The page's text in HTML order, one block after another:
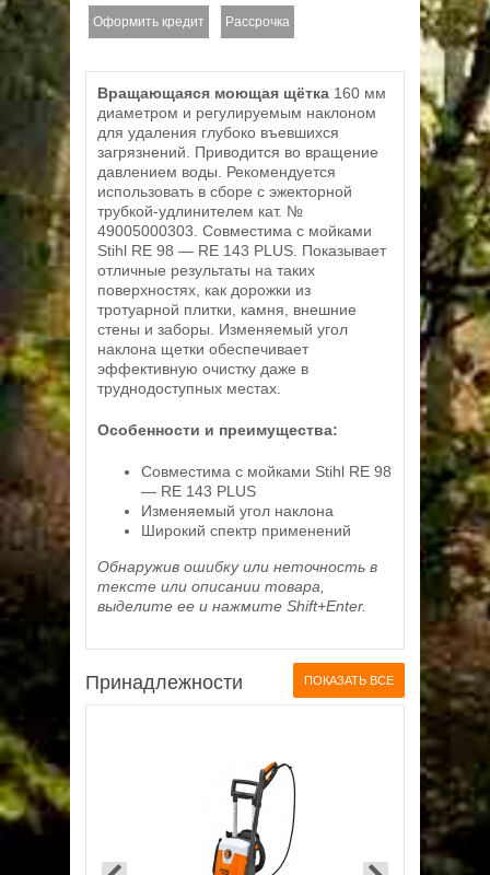
Оформить кредит Рассрочка
Вращающаяся моющая щётка 160 мм
диаметром и регулируемым наклоном
для удаления глубоко въевшихся
загрязнений. Приводится во вращение
давлением воды. Рекомендуется
использовать в сборе с эжекторной
трубкой-удлинителем кат. №
49005000303. Совместима с мойками
Stihl RE 98 — RE 143 PLUS. Показывает
отличные результаты на таких
поверхностях, как дорожки из
тротуарной плитки, камня, внешние
стены и заборы. Изменяемый угол
наклона щетки обеспечивает
эффективную очистку даже в
труднодоступных местах.
Особенности и преимущества:
Совместима с мойками Stihl RE 98
— RE 143 PLUS
Изменяемый угол наклона
Широкий спектр применений
Обнаружив ошибку или неточность в
тексте или описании товара,
выделите ее и нажмите Shift+Enter.
Принадлежности ПОКАЗАТЬ ВСЕ